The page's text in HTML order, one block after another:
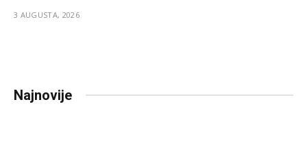
3 AUGUSTA, 2026
Najnovije